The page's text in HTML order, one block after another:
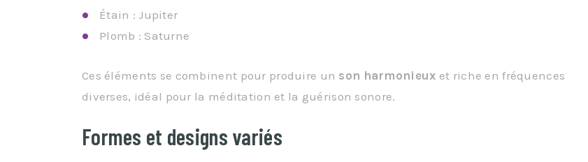
Étain : Jupiter
Plomb : Saturne
Ces éléments se combinent pour produire un son harmonieux et riche en fréquences
diverses, idéal pour la méditation et la guérison sonore.
Formes et designs variés